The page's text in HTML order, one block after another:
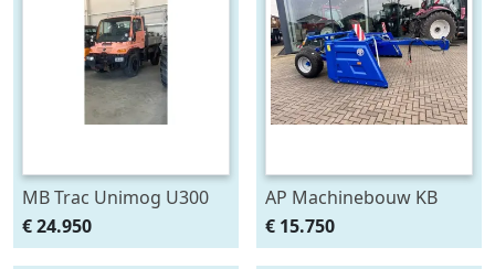
MB Trac Unimog U300
(bj 2005)
€ 24.950
AP Machinebouw KB
110/300 ETV kilverbak (bj
2025)
€ 15.750